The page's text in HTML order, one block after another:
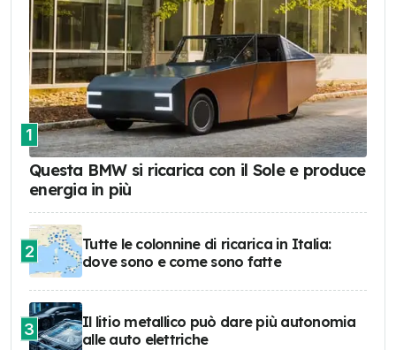
1
Questa BMW si ricarica con il Sole e produce
energia in più
2
Tutte le colonnine di ricarica in Italia:
dove sono e come sono fatte
3
Il litio metallico può dare più autonomia
alle auto elettriche